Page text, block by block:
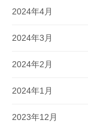
2024年4月
2024年3月
2024年2月
2024年1月
2023年12月